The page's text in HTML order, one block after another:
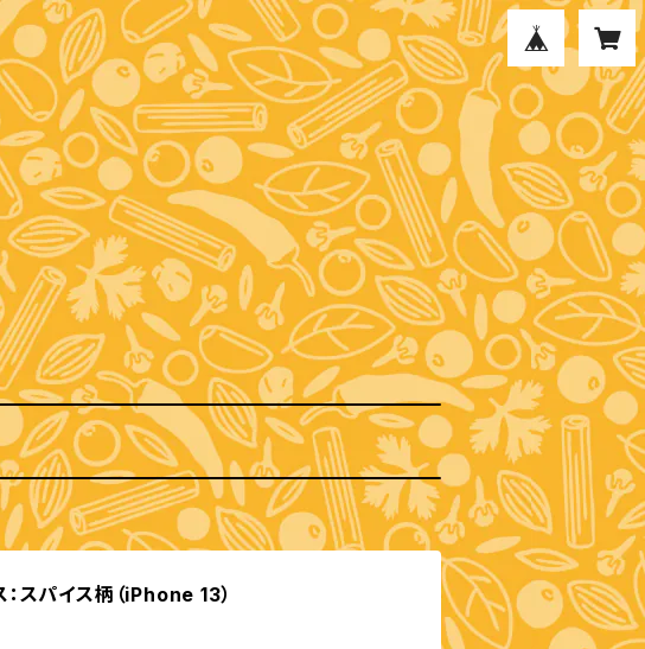
スパイス柄（iPhone 13）